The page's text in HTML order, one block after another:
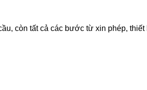
còn tất cả các bước từ xin phép, thiết